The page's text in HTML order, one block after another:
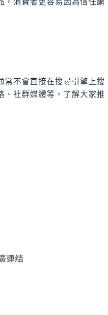
常不會直接在搜尋引擎上搜
、社群媒體等，了解大家推